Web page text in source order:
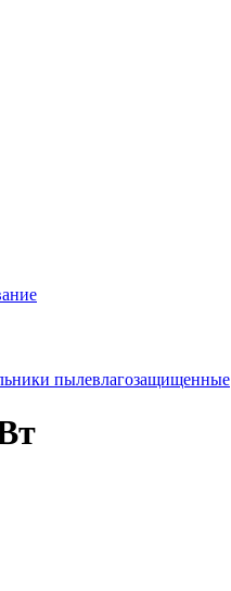
пылевлагозащищенные